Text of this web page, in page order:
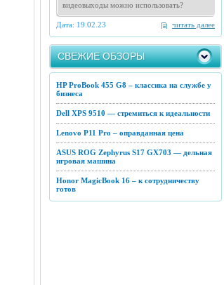
видеовыходы можно использовать?
читать далее
Дата: 19.02.23
СВЕЖИЕ ОБЗОРЫ
HP ProBook 455 G8 – классика на службе у
бизнеса
Dell XPS 9510 — стремиться к идеальности
Lenovo P11 Pro – оправданная цена
ASUS ROG Zephyrus S17 GX703 — дельная
игровая машина
Honor MagicBook 16 – к сотрудничеству
готов